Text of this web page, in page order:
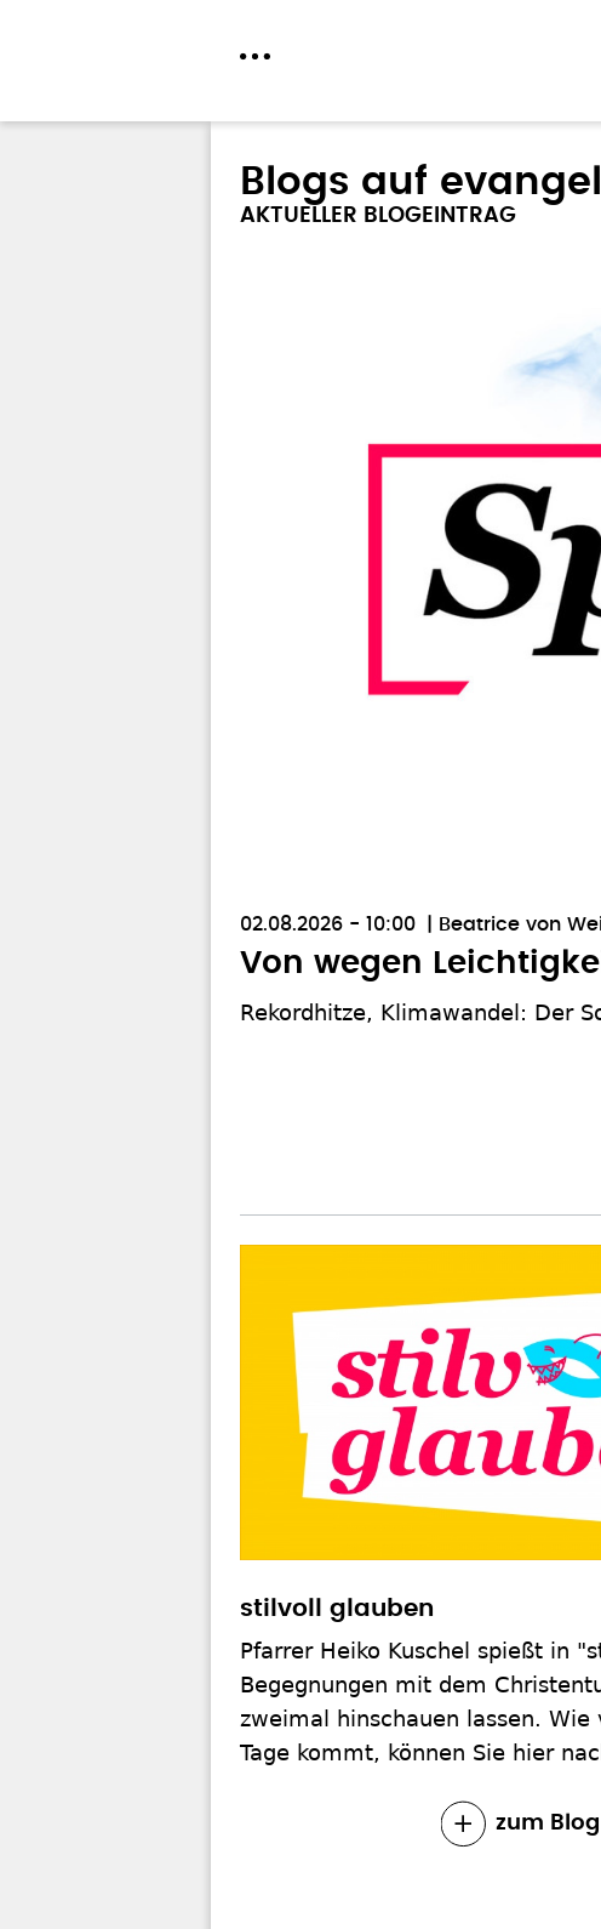
Blogs auf
AKTUELLER BLOGEINTRAG
02.08.2026 - 10:00 Beatrice von
Von wegen
Rekordhitze, Klimawandel: Der
stilvoll glauben
Pfarrer Heiko Kuschel spießt in
Begegnungen mit dem
zweimal hinschauen lassen. Wie
Tage kommt, können Sie hier
zum Blog